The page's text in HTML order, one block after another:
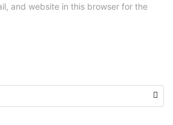
and website in this browser for the